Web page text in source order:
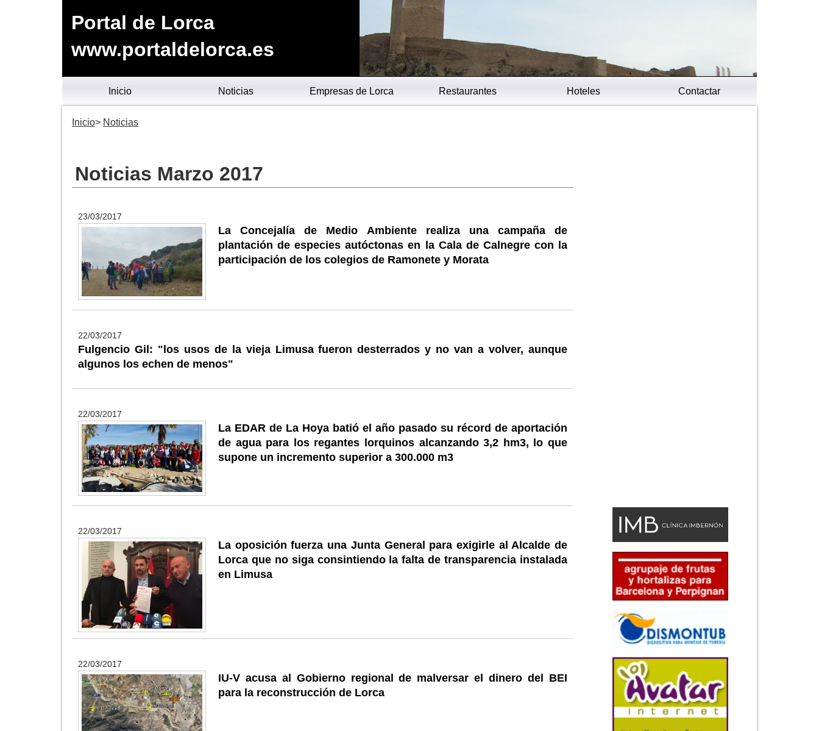
Portal de Lorca
www.portaldelorca.es
Inicio Noticias Empresas de Lorca Restaurantes Hoteles Contactar
Inicio Noticias
Noticias Marzo 2017
23/03/2017
La Concejalía de Medio Ambiente realiza una campaña de
plantación de especies autóctonas en la Cala de Calnegre con la
participación de los colegios de Ramonete y Morata
22/03/2017
Fulgencio Gil: "los usos de la vieja Limusa fueron desterrados y no van a volver, aunque
algunos los echen de menos"
22/03/2017
La EDAR de La Hoya batió el año pasado su récord de aportación
de agua para los regantes lorquinos alcanzando 3,2 hm3, lo que
supone un incremento superior a 300.000 m3
22/03/2017
La oposición fuerza una Junta General para exigirle al Alcalde de
Lorca que no siga consintiendo la falta de transparencia instalada
en Limusa
22/03/2017
IU-V acusa al Gobierno regional de malversar el dinero del BEI
para la reconstrucción de Lorca